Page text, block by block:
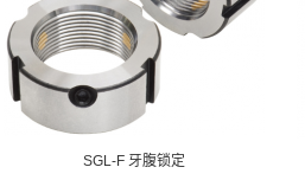
SGL-F 牙腹锁定